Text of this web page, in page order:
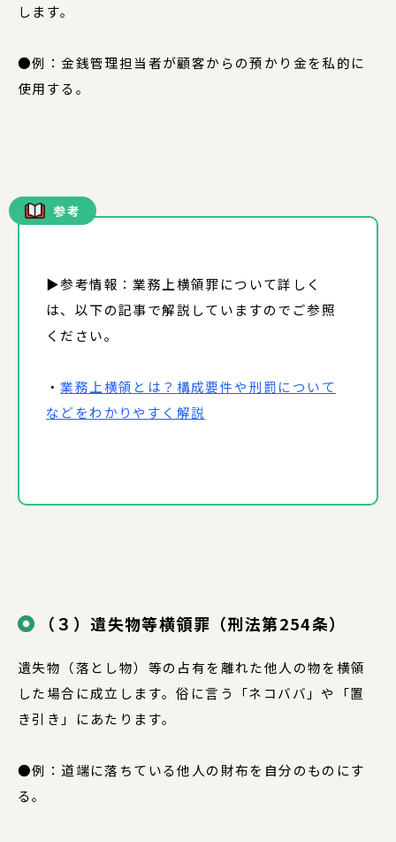
します。
●例：金銭管理担当者が顧客からの預かり金を私的に
使用する。
参考
▶参考情報：業務上横領罪について詳しく
は、以下の記事で解説していますのでご参照
ください。
・業務上横領とは？構成要件や刑罰について
などをわかりやすく解説
（３）遺失物等横領罪（刑法第254条）
遺失物（落とし物）等の占有を離れた他人の物を横領
した場合に成立します。俗に言う「ネコババ」や「置
き引き」にあたります。
●例：道端に落ちている他人の財布を自分のものにす
る。